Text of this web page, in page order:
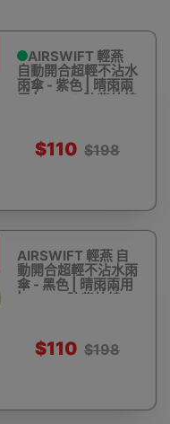
AIRSWIFT 輕燕
自動開合超輕不沾水
雨傘 - 紫色 | 晴雨兩
用 | 99.9%防紫外線
$110 $198
AIRSWIFT 輕燕 自
動開合超輕不沾水雨
傘 - 黑色 | 晴雨兩用
| 99.9%防紫外線
$110 $198